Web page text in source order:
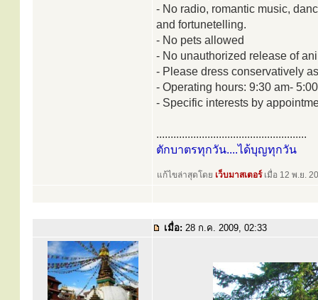
- No radio, romantic music,
and fortunetelling.
- No pets allowed
- No unauthorized release of
- Please dress conservatively
- Operating hours: 9:30 am-
- Specific interests by
.....................................................
ตักบาตรทุกวัน....ได้บุญทุกวัน
แก้ไขล่าสุดโดย เว็บมาสเตอร์เมื่อ 12 พ.ย.
เมื่อ: 28 ก.ค. 2009, 02:33